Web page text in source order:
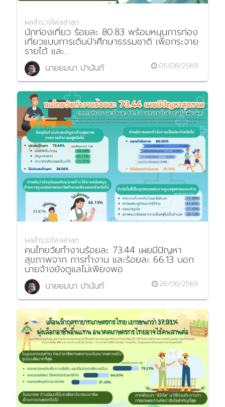
ผลสำรวจโพลล่าสุด
นักท่องเที่ยว ร้อยละ 80.83 พร้อมหนุนการท่อง
เที่ยวแบบการเดินป่าศึกษาธรรมชาติ เพื่อกระจาย
รายได้ และ...
นายยมนา ปานันท์ 05/08/2569
ผลสำรวจโพลล่าสุด
คนไทยวัยทำงานร้อยละ 73.44 เผยมีปัญหา
สุขภาพจาก การทำงาน และร้อยละ 66.13 บอก
นายจ้างยังดูแลไม่เพียงพอ
นายยมนา ปานันท์ 26/06/2569